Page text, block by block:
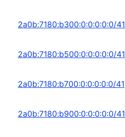
2a0b:7180:b300:0:0:0:0:0/41
2a0b:7180:b500:0:0:0:0:0/41
2a0b:7180:b700:0:0:0:0:0/41
2a0b:7180:b900:0:0:0:0:0/41